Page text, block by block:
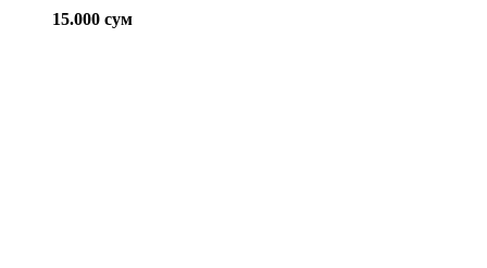
15.000 сум